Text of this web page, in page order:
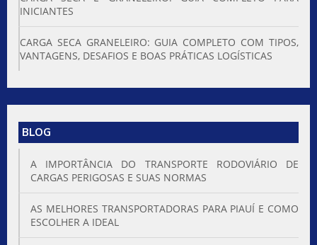
INICIANTES
CARGA SECA GRANELEIRO: GUIA COMPLETO COM TIPOS,
VANTAGENS, DESAFIOS E BOAS PRÁTICAS LOGÍSTICAS
BLOG
A IMPORTÂNCIA DO TRANSPORTE RODOVIÁRIO DE
CARGAS PERIGOSAS E SUAS NORMAS
AS MELHORES TRANSPORTADORAS PARA PIAUÍ E COMO
ESCOLHER A IDEAL